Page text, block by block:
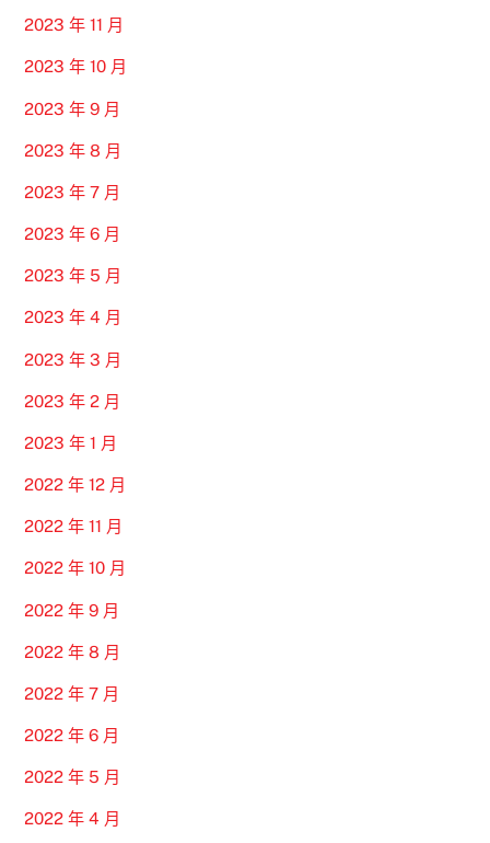
2023 年 11 月
2023 年 10 月
2023 年 9 月
2023 年 8 月
2023 年 7 月
2023 年 6 月
2023 年 5 月
2023 年 4 月
2023 年 3 月
2023 年 2 月
2023 年 1 月
2022 年 12 月
2022 年 11 月
2022 年 10 月
2022 年 9 月
2022 年 8 月
2022 年 7 月
2022 年 6 月
2022 年 5 月
2022 年 4 月